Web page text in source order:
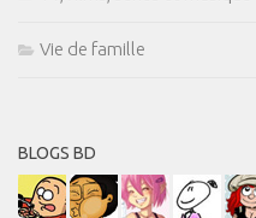
Vie de famille
BLOGS BD